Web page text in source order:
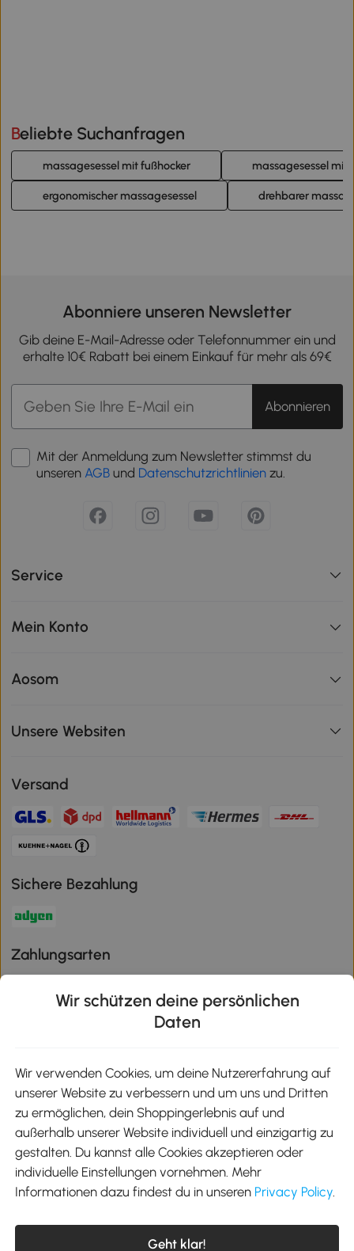
Beliebte Suchanfragen
massagesessel mit fußhocker massagesessel mit
ergonomischer massagesessel drehbarer
Abonniere unseren Newsletter
Gib deine E-Mail-Adresse oder Telefonnummer ein und
erhalte 10€ Rabatt bei einem Einkauf für mehr als 69€
Abonnieren
Mit der Anmeldung zum Newsletter stimmst du
unseren AGB und Datenschutzrichtlinien zu.
Service
Mein Konto
Aosom
Unsere Websiten
Versand
Sichere Bezahlung
Zahlungsarten
Aosom-App
Google Play
Tel.: +49 40 87408465
kontakt@aosom.de
Wir schützen deine persönlichen
Daten
Wir verwenden Cookies, um deine Nutzererfahrung auf
unserer Website zu verbessern und um uns und Dritten
zu ermöglichen, dein Shoppingerlebnis auf und
außerhalb unserer Website individuell und einzigartig zu
gestalten. Du kannst alle Cookies akzeptieren oder
individuelle Einstellungen vornehmen. Mehr
Informationen dazu findest du in unseren Privacy Policy.
Geht klar!